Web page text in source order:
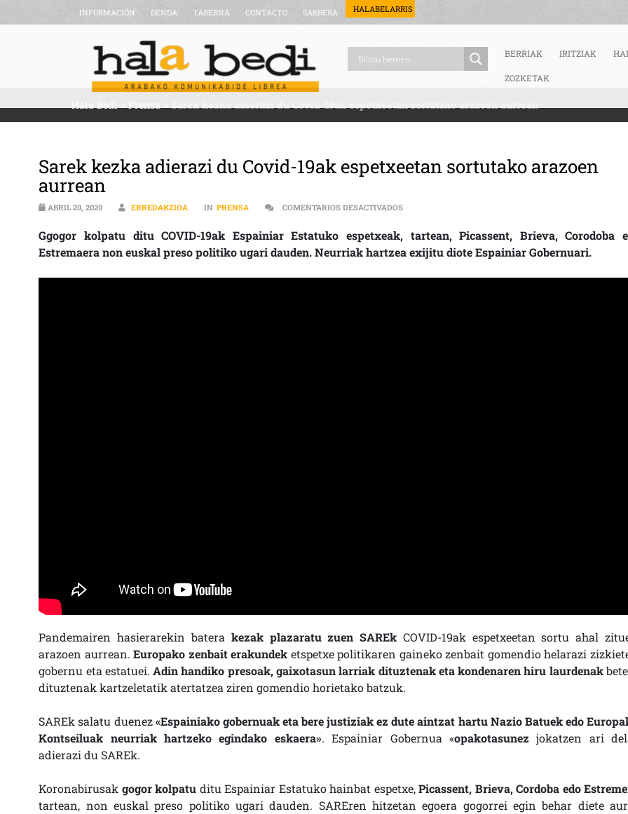
INFORMACIÓN DENDA TABERNA CONTACTO SARRERA HALABELARRIS
BERRIAK IRITZIAK
ZOZKETAK
Hala Bedi>Prensa>Sarek kezka adierazi du Covid-19ak espetxeetan sortutako arazoen aurrean
Sarek kezka adierazi du Covid-19ak espetxeetan sortutako arazoen
aurrean
ABRIL 20, 2020 ERREDAKZIOA IN PRENSA COMENTARIOS DESACTIVADOSEN SAREK KEZKA ADIERAZI DU COVID-19AK
Ggogor kolpatu ditu COVID-19ak Espainiar Estatuko espetxeak, tartean, Picassent, Brieva, Corodoba
Estremaera non euskal preso politiko ugari dauden. Neurriak hartzea exijitu diote Espainiar Gobernuari.
Pandemairen hasierarekin batera kezak plazaratu zuen SAREk COVID-19ak espetxeetan sortu ahal
arazoen aurrean.Europako zenbait erakundek etspetxe politikaren gaineko zenbait gomendio helarazi
gobernu eta estatuei.Adin handiko presoak, gaixotasun larriak dituztenak eta kondenaren hiru laurdenak
dituztenak kartzeletatik atertatzea ziren gomendio horietako batzuk.
SAREk salatu duenez«Espainiako gobernuak eta bere justiziak ez dute aintzat hartu Nazio Batuek edo
Kontseiluak neurriak hartzeko egindako eskaera». Espainiar Gobernua «opakotasunez jokatzen ari
adierazi du SAREk.
Koronabirusak gogor kolpatu ditu Espainiar Estatuko hainbat espetxe,Picassent, Brieva, Cordoba edo
tartean, non euskal preso politiko ugari dauden. SAREren hitzetan egoera gogorrei egin behar diete